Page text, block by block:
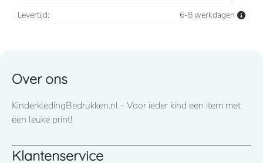
Levertijd:
6-8 werkdagen
Over ons
KinderkledingBedrukken.nl - Voor ieder kind een item met
een leuke print!
Klantenservice